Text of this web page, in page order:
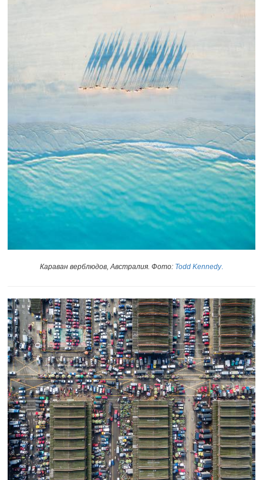
Караван верблюдов, Австралия. Фото: Todd Kennedy.